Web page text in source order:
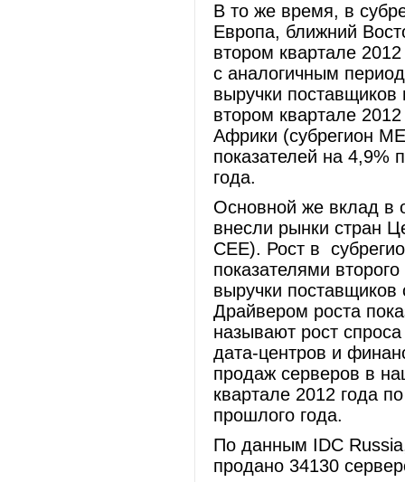
В то же время, в
Европа, ближний
втором квартале
с аналогичным
выручки поставщиков
втором квартале
Африки (субрегион
показателей на 4,9%
года.
Основной же вклад в
внесли рынки стран
CEE). Рост в
показателями
выручки поставщиков
Драйвером роста
называют рост
дата-центров и
продаж серверов в
квартале 2012 года
прошлого года.
По данным IDC
продано 34130